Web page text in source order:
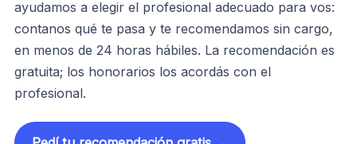
ayudamos a elegir el profesional adecuado para vos:
contanos qué te pasa y te recomendamos sin cargo,
en menos de 24 horas hábiles. La recomendación es
gratuita; los honorarios los acordás con el
profesional.